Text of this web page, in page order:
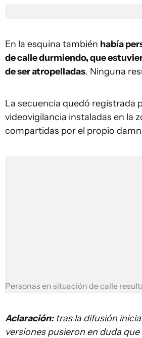
En la esquina también había
de calle durmiendo, que
de ser atropelladas. Ninguna
La secuencia quedó registrada
videovigilancia instaladas en la
compartidas por el propio
Personas en situación de calle
Aclaración:tras la difusión
versiones pusieron en duda